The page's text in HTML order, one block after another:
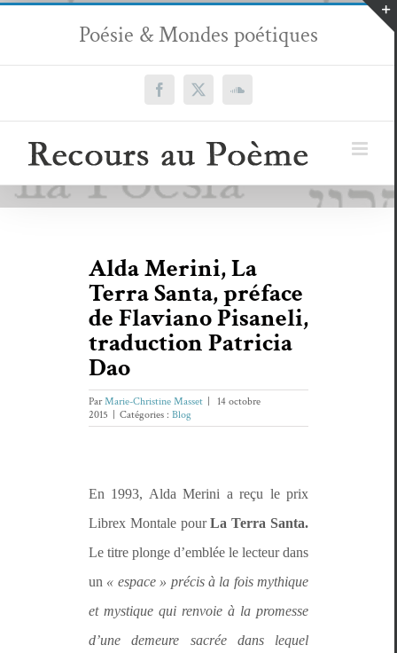
Passer
contenu
Poésie & Mondes poétiques
Facebook
X SoundCloud
Alda Merini, La
Terra Santa, préface
de Flaviano Pisaneli,
traduction Patricia
Dao
ParMarie-Christine Masset
14 octobre
2015
Catégories : Blog
En 1993, Alda Meri­ni a reçu le prix
Librex Mon­tale pourLa Ter­ra San­ta.
Le titre plonge d’emblée le lecteur dans
un « espace » pré­cis à la fois mythique
et mys­tique qui ren­voie à la promesse
d’une demeure sacrée dans lequel